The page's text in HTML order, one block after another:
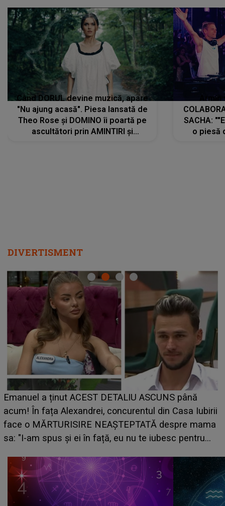
Când DORUL devine muzică, apare
"Nu ajung acasă". Piesa lansată de
Theo Rose și DOMINO îi poartă pe
ascultători prin AMINTIRI și
SACHA:
o piesă
DIVERTISMENT
Emanuel a ținut ACEST DETALIU ASCUNS până
acum! În fața Alexandrei, concurentul din Casa Iubirii
face o MĂRTURISIRE NEAȘTEPTATĂ despre mama
sa: "I-am spus și ei în față, eu nu te iubesc pentru